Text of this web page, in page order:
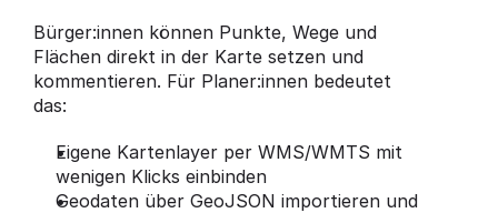
Bürger:innen können Punkte, Wege und
Flächen direkt in der Karte setzen und
kommentieren. Für Planer:innen bedeutet
das:
Eigene Kartenlayer per WMS/WMTS mit
wenigen Klicks einbinden
Geodaten über GeoJSON importieren und